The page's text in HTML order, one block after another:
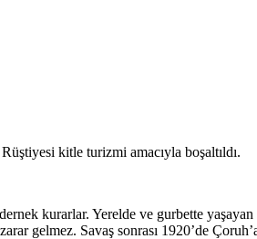
kitle turizmi amacıyla boşaltıldı.
kurarlar. Yerelde ve gurbette
gelmez. Savaş sonrası 1920’de